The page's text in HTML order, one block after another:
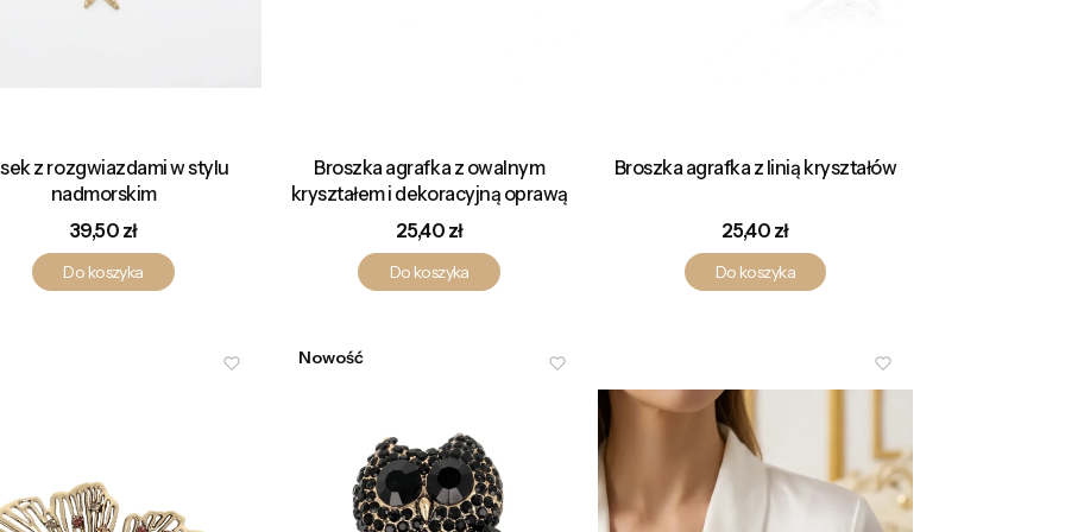
z rozgwiazdami w stylu
nadmorskim
Cena
39,50 zł
Do koszyka
Broszka agrafka z owalnym
kryształem i dekoracyjną oprawą
Cena
25,40 zł
Do koszyka
Broszka agrafka z linią kryształów
Cena
25,40 zł
Do koszyka
Nowość